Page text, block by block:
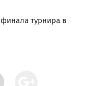
турнира в